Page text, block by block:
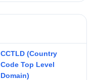
CCTLD (Country
Code Top Level
Domain)